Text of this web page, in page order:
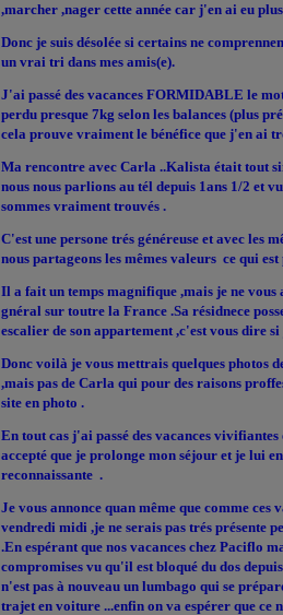
,marcher ,nager cette année car j'en ai eu
Donc je suis désolée si certains ne
un vrai tri dans mes amis(e).
J'ai passé des vacances FORMIDABLE le
perdu presque 7kg selon les balances (plus
cela prouve vraiment le bénéfice que j'en ai
Ma rencontre avec Carla ..Kalista était tout
nous nous parlions au tél depuis 1ans 1/2 et
sommes vraiment trouvés .
C'est une persone trés généreuse et avec les
nous partageons les mêmes valeurs ce qui
Il a fait un temps magnifique ,mais je ne
gnéral sur toutre la France .Sa résidnece
escalier de son appartement ,c'est vous dire
Donc voilà je vous mettrais quelques photos
,mais pas de Carla qui pour des raisons
site en photo .
En tout cas j'ai passé des vacances
accepté que je prolonge mon séjour et je lui
reconnaissante .
Je vous annonce quan même que comme ces
vendredi midi ,je ne serais pas trés présente
.En espérant que nos vacances chez Paciflo
compromises vu qu'il est bloqué du dos
n'est pas à nouveau un lumbago qui se
trajet en voiture ...enfin on va espérer que ce